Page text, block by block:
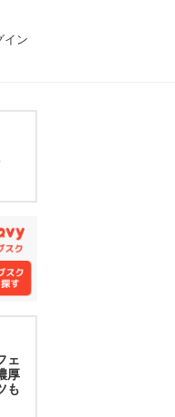
イン
ェ
厚
も